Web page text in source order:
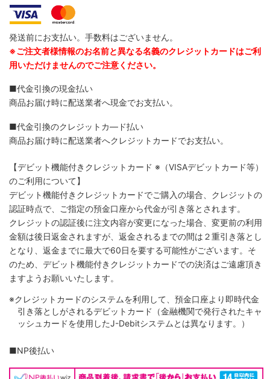
発送前にお支払い。手数料はございません。
※ご注文者様情報のお名前と異なる名義のクレジットカードはご利
用いただけませんのでご注意ください。
■代金引換の現金払い
商品お届け時に配送業者へ現金でお支払い。
■代金引換のクレジットカ―ド払い
商品お届け時に配送業者へクレジットカードでお支払い。
【デビット機能付きクレジットカード ※（VISAデビットカード等）
のご利用について】
デビット機能付きクレジットカードでご購入の場合、クレジットの
認証時点で、ご指定の預金口座から代金が引き落とされます。
クレジットの認証後に注文内容が変更になった場合、変更前の利用
金額は後日返金されますが、返金されるまでの間は２重引き落とし
となり、返金までに最大で60日を要する可能性がございます。そ
のため、デビット機能付きクレジットカードでの決済はご遠慮頂き
ますようお願いいたします。
※クレジットカードのシステムを利用して、預金口座より即時代金
引き落としがされるデビットカード（金融機関で発行されたキャ
ッシュカードを使用したJ-Debitシステムとは異なります。）
■NP後払い